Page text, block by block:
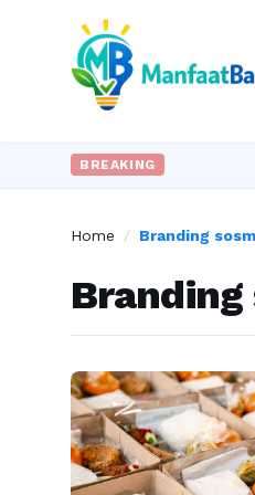
BREAKING
Home / Branding
Branding